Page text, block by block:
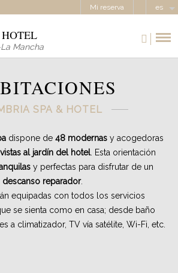
Mi reserva es
Mancha
SPA & HOTEL
dispone de 48 modernasy acogedoras
al jardín del hotel. Esta orientación
y perfectas para disfrutar de un
descanso reparador.
equipadas con todos los servicios
se sienta como en casa; desde baño
a climatizador, TV vía satélite, Wi-Fi, etc.